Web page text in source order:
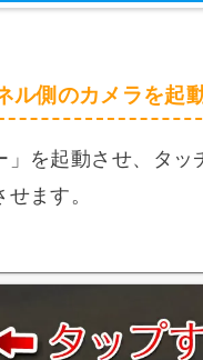
ル側のカメラを起
」を起動させ、タッ
ます。